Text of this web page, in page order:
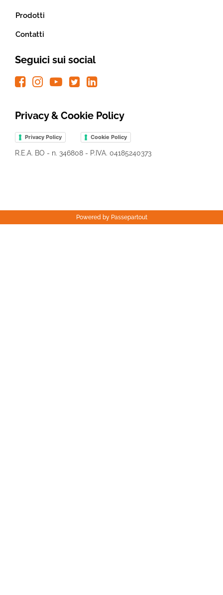
Prodotti
Contatti
Seguici sui social
Privacy & Cookie Policy
Privacy Policy Cookie Policy
R.E.A. BO - n. 346808 - P.IVA. 04185240373
Powered by Passepartout